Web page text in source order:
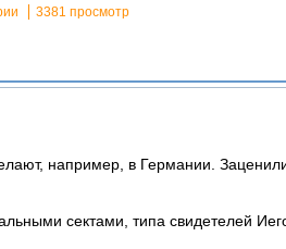
3381 просмотр
например, в Германии.
сектами, типа свидетелей